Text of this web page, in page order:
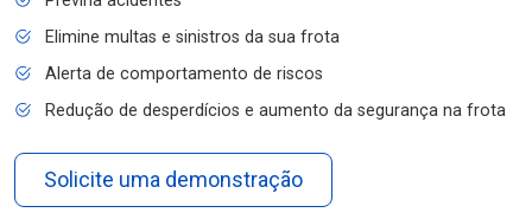
Elimine multas e sinistros da sua frota
Alerta de comportamento de riscos
Redução de desperdícios e aumento da segurança na frota
Solicite uma demonstração